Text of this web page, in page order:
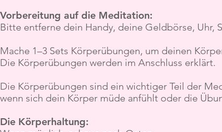
Vorbereitung auf die Meditation:
Bitte entferne dein Handy, deine Geldbörse, Uhr,
Mache 1–3 Sets Körperübungen, um deinen
Die Körperübungen werden im Anschluss erklärt.
Die Körperübungen sind ein wichtiger Teil der
wenn sich dein Körper müde anfühlt oder die
Die Körperhaltung: